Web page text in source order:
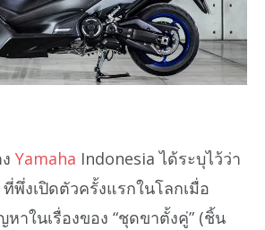
Yamaha Indonesia ได้ระบุไว้ว่า
พึ่งเปิดตัวครั้งแรกในโลกเมื่อ
าในเรื่องของ “ชุดขาตั้งคู่” (ชิ้น